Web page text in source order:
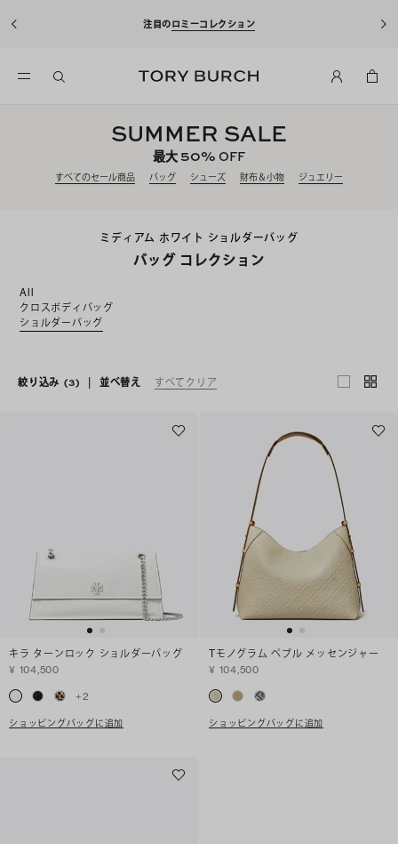
注目のロミーコレクション
SUMMER SALE
最大50% OFF
すべてのセール商品 バッグ シューズ 財布＆小物 ジュエリー
ミディアム ホワイト ショルダーバッグ
バッグ コレクション
All
クロスボディバッグ
ショルダーバッグ
絞り込み (3) | 並べ替え すべてクリア
キラ ターンロック ショルダーバッグ
¥ 104,500
+2
ショッピングバッグに追加
Tモノグラム ペブル メッセンジャー
¥ 104,500
ショッピングバッグに追加